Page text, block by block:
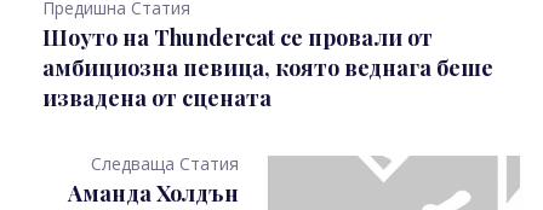
Предишна Статия
Шоуто на Thundercat се провали от
амбициозна певица, която веднага беше
извадена от сцената
Следваща Статия
Аманда Холдън